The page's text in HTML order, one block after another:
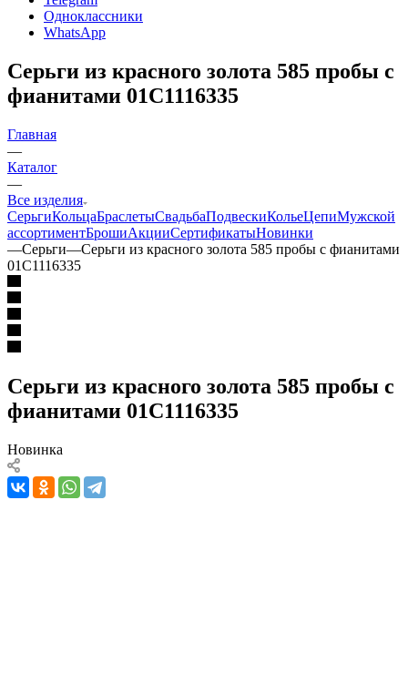
Одноклассники
WhatsApp
Серьги из красного золота 585 пробы с
фианитами 01С1116335
Главная
—
Каталог
—
Все изделия
СерьгиКольцаБраслетыСвадьбаПодвескиКольеЦепиМужской
ассортиментБрошиАкцииСертификатыНовинки
—Серьги—Серьги из красного золота 585 пробы с фианитами
01С1116335
Серьги из красного золота 585 пробы с
фианитами 01С1116335
Новинка